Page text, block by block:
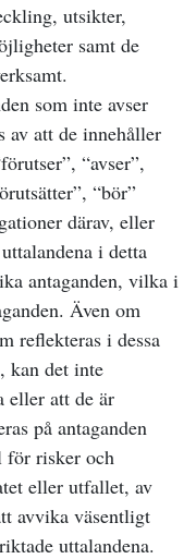
utsikter,
samt de
som inte avser
av att de innehåller
“avser”,
“bör”
därav, eller
i detta
antaganden, vilka i
Även om
reflekteras i dessa
kan det inte
eller att de är
på antaganden
för risker och
eller utfallet, av
avvika väsentligt
uttalandena.